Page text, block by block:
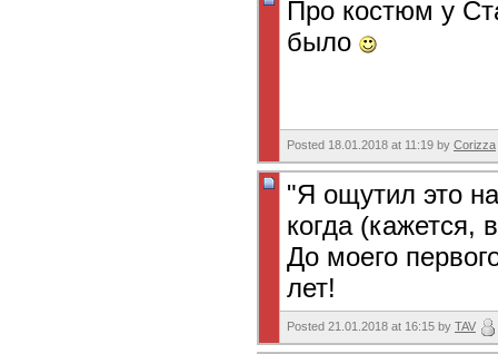
Про костюм у
было
Posted 18.01.2018 at 11:19 by Corizza
"Я ощутил это
когда (кажется,
До моего
лет!
Posted 21.01.2018 at 16:15 by TAV